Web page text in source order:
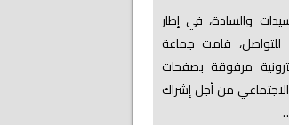
والسادة، في إطار
للتواصل، قامت جماعة
مرفوقة بصفحات
من أجل إشراك